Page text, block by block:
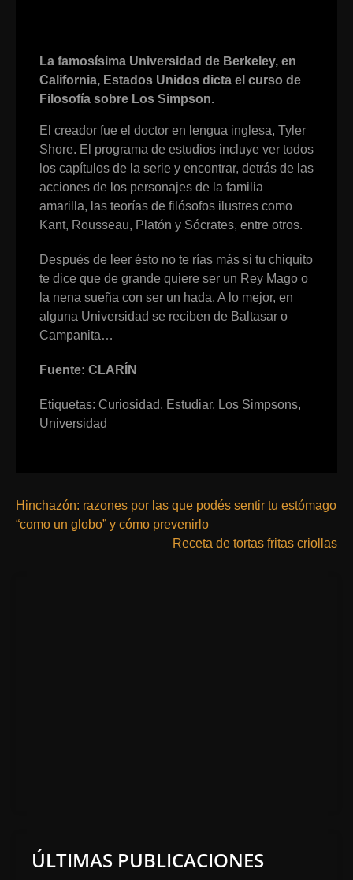
La famosísima Universidad de Berkeley, en
California, Estados Unidos dicta el curso de
Filosofía sobre Los Simpson.
El creador fue el doctor en lengua inglesa, Tyler
Shore. El programa de estudios incluye ver todos
los capítulos de la serie y encontrar, detrás de las
acciones de los personajes de la familia
amarilla, las teorías de filósofos ilustres como
Kant, Rousseau, Platón y Sócrates, entre otros.
Después de leer ésto no te rías más si tu chiquito
te dice que de grande quiere ser un Rey Mago o
la nena sueña con ser un hada. A lo mejor, en
alguna Universidad se reciben de Baltasar o
Campanita…
Fuente: CLARÍN
Etiquetas: Curiosidad, Estudiar, Los Simpsons,
Universidad
Hinchazón: razones por las que podés sentir tu estómago
“como un globo” y cómo prevenirlo
Receta de tortas fritas criollas
ÚLTIMAS PUBLICACIONES